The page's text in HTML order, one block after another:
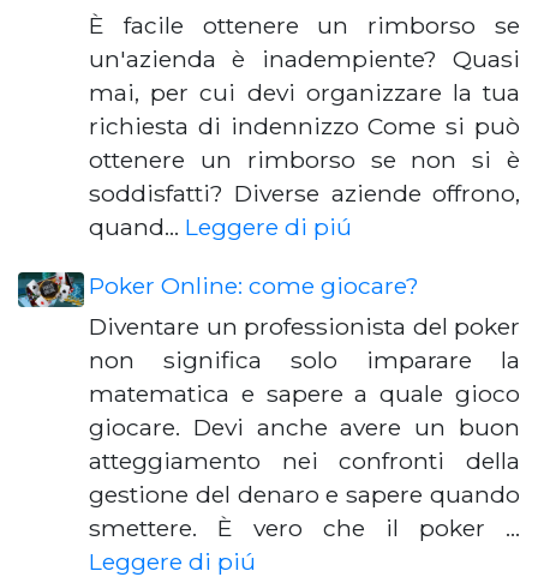
È facile ottenere un rimborso se
un'azienda è inadempiente? Quasi
mai, per cui devi organizzare la tua
richiesta di indennizzo Come si può
ottenere un rimborso se non si è
soddisfatti? Diverse aziende offrono,
quand… Leggere di piú
Poker Online: come giocare?
Diventare un professionista del poker
non significa solo imparare la
matematica e sapere a quale gioco
giocare. Devi anche avere un buon
atteggiamento nei confronti della
gestione del denaro e sapere quando
smettere. È vero che il poker …
Leggere di piú